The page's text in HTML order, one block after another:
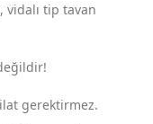
vidalı tip tavan
gerektirmez.